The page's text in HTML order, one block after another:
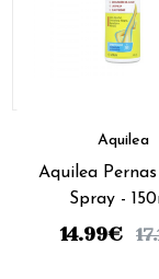
Aquilea
Aquilea
Spray -
14.99€